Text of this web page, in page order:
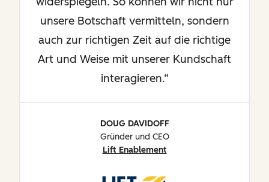
unsere Botschaft vermitteln, sondern
auch zur richtigen Zeit auf die richtige
Art und Weise mit unserer Kundschaft
interagieren.
DOUG DAVIDOFF
Gründer und CEO
Lift Enablement